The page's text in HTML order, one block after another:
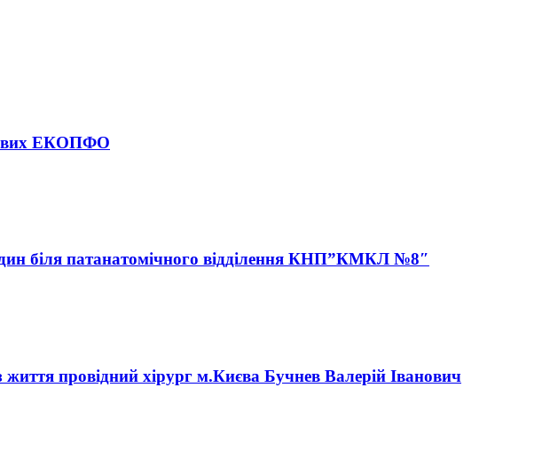
ЕКОПФО
біля патанатомічного відділення КНП”КМКЛ №8″
провідний хірург м.Києва Бучнев Валерій Іванович